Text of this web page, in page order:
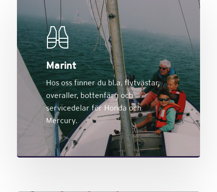
Marint
Hos oss finner du bl.a. flytvästar,
overaller, bottenfärg och
servicedelar för Honda och
Mercury.